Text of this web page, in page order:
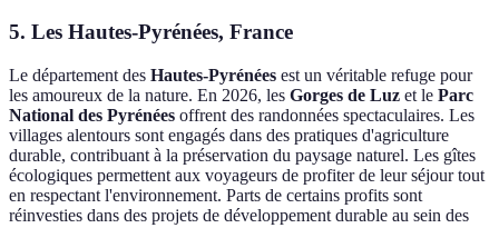
5. Les Hautes-Pyrénées, France
Le département des Hautes-Pyrénées est un véritable refuge pour
les amoureux de la nature. En 2026, les Gorges de Luz et le Parc
National des Pyrénées offrent des randonnées spectaculaires. Les
villages alentours sont engagés dans des pratiques d'agriculture
durable, contribuant à la préservation du paysage naturel. Les gîtes
écologiques permettent aux voyageurs de profiter de leur séjour tout
en respectant l'environnement. Parts de certains profits sont
réinvesties dans des projets de développement durable au sein des